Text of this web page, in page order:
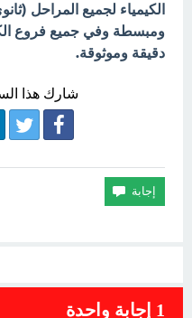
الكيمياء لجميع المراحل
ومبسطة وفي جميع فروع
دقيقة وموثوقة.
شارك هذا
1 إجابة واحدة